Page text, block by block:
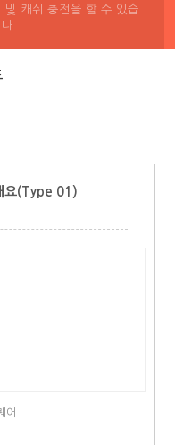
및 캐쉬 충전을 할 수 있습
.
요(Type 01)
어